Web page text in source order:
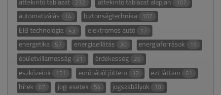
232 107
automatizálás 14 biztonságtechnika 102
EIB technológia 43 elektromos autó 17
energetika 57 energiaellátás 30 energiaforrások 19
épületvillamosság 21 érdekesség 29
eszközeink 151 európából jöttem 12 ezt láttam 61
hírek 67 jogi esetek 54 jogszabályok 10